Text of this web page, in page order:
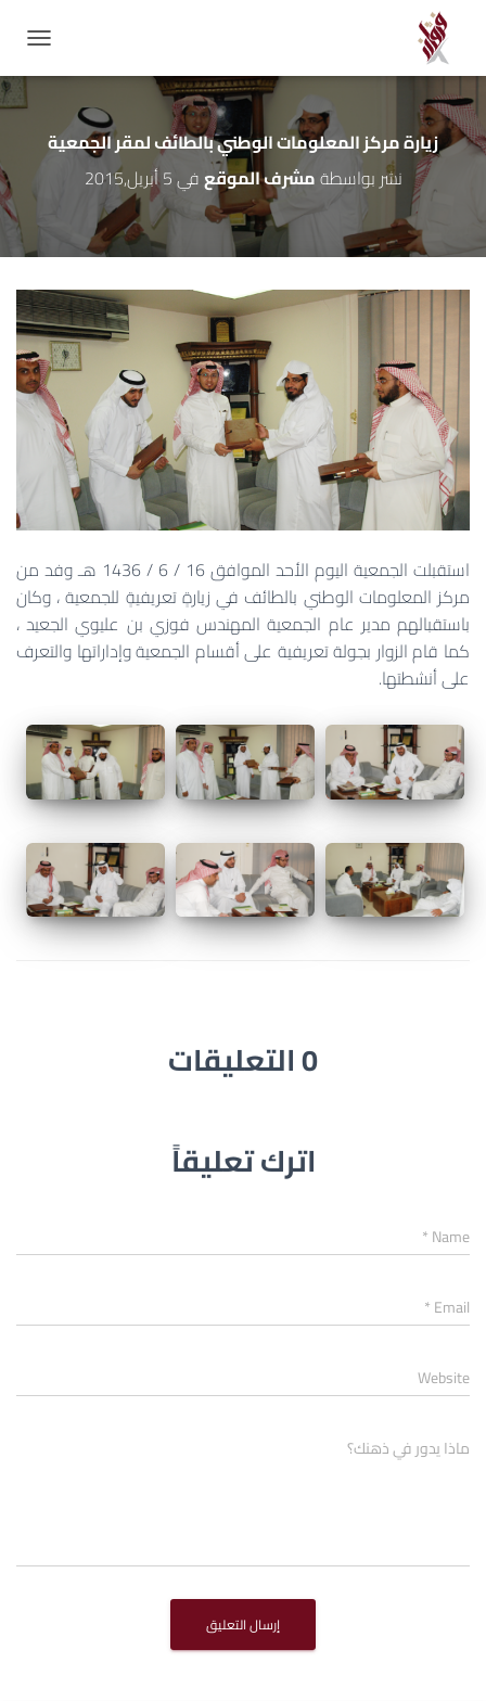
زيارة مركز المعلومات الوطني بالطائف لمقر الجمعية
نشر بواسطةمشرف الموقعفي5 أبريل,2015
استقبلت الجمعية اليوم الأحد الموافق 16 / 6 / 1436 هـ وفد من
مركز المعلومات الوطني بالطائف في زيارةٍ تعريفيةٍ للجمعية ، وكان
باستقبالهم مدير عام الجمعية المهندس فوزي بن عليوي الجعيد ،
كما قام الزوار بجولة تعريفية على أقسام الجمعية وإداراتها والتعرف
على أنشطتها.
0 التعليقات
اترك تعليقاً
Name
*
Email
*
Website
ماذا يدور في ذهنك؟